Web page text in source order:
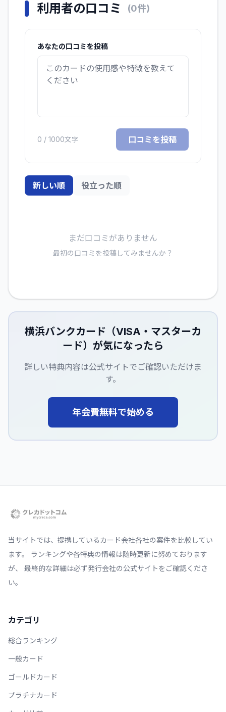
利用者の口コミ (0件)
あなたの口コミを投稿
0 / 1000文字 口コミを投稿
新しい順 役立った順
まだ口コミがありません
最初の口コミを投稿してみませんか？
横浜バンクカード（VISA・マスターカ
ード） が気になったら
詳しい特典内容は公式サイトでご確認いただけま
す。
年会費無料で始める
当サイトでは、提携しているカード会社各社の案件を比較してい
ます。 ランキングや各特典の情報は随時更新に努めております
が、 最終的な詳細は必ず発行会社の公式サイトをご確認くださ
い。
カテゴリ
総合ランキング
一般カード
ゴールドカード
プラチナカード